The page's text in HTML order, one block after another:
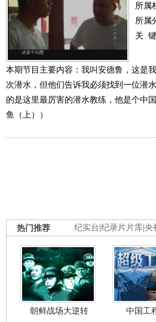
所属
所属
关
本期节目主要内容：我叫安德鲁，这是
次潜水，但他们告诉我必须找到一位潜
的是这里最厉害的潜水教练，他是个中
鱼（上））
纪实台 纪录片片库 央
热门推荐
朝鲜战场大逆转 中国工